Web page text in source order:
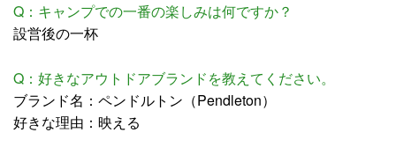
Q：キャンプでの一番の楽しみは何ですか？
設営後の一杯
Q：好きなアウトドアブランドを教えてください。
ブランド名：ペンドルトン（Pendleton）
好きな理由：映える